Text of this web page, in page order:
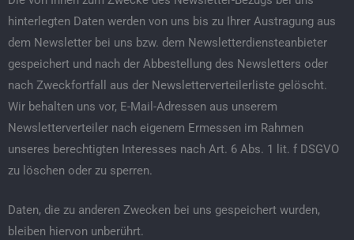
hinterlegten Daten werden von uns bis zu Ihrer Austragung aus
dem Newsletter bei uns bzw. dem Newsletterdiensteanbieter
gespeichert und nach der Abbestellung des Newsletters oder
nach Zweckfortfall aus der Newsletterverteilerliste gelöscht.
Wir behalten uns vor, E-Mail-Adressen aus unserem
Newsletterverteiler nach eigenem Ermessen im Rahmen
unseres berechtigten Interesses nach Art. 6 Abs. 1 lit. f DSGVO
zu löschen oder zu sperren.
Daten, die zu anderen Zwecken bei uns gespeichert wurden,
bleiben hiervon unberührt.